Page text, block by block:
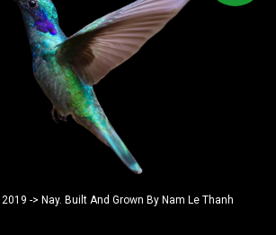
-> Nay. Built And Grown By Nam Le Thanh